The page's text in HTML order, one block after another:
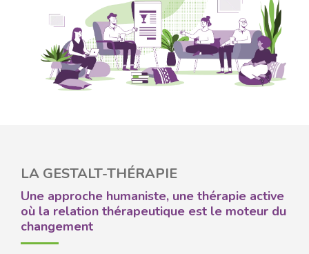
LA GESTALT-THÉRAPIE
Une approche humaniste, une thérapie active
où la relation thérapeutique est le moteur du
changement